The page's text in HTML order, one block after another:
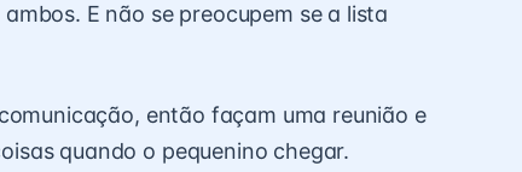
E não se preocupem se a lista
então façam uma reunião e
quando o pequenino chegar.